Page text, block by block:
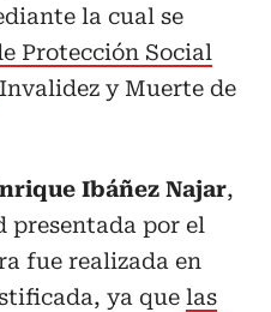
la cual se
Protección Social
Invalidez y Muerte de
Ibáñez Najar,
presentada por el
fue realizada en
ya que las